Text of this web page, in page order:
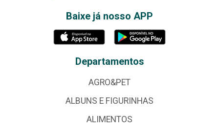
Baixe já nosso APP
Departamentos
AGRO&PET
ALBUNS E FIGURINHAS
ALIMENTOS